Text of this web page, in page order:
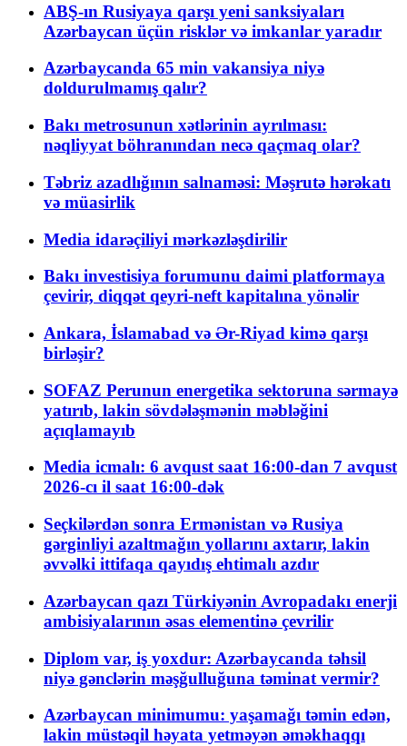
ABŞ-ın Rusiyaya qarşı yeni sanksiyaları
Azərbaycan üçün risklər və imkanlar yaradır
Azərbaycanda 65 min vakansiya niyə
doldurulmamış qalır?
Bakı metrosunun xətlərinin ayrılması:
nəqliyyat böhranından necə qaçmaq olar?
Təbriz azadlığının salnaməsi: Məşrutə hərəkatı
və müasirlik
Media idarəçiliyi mərkəzləşdirilir
Bakı investisiya forumunu daimi platformaya
çevirir, diqqət qeyri-neft kapitalına yönəlir
Ankara, İslamabad və Ər-Riyad kimə qarşı
birləşir?
SOFAZ Perunun energetika sektoruna sərmayə
yatırıb, lakin sövdələşmənin məbləğini
açıqlamayıb
Media icmalı: 6 avqust saat 16:00-dan 7 avqust
2026-cı il saat 16:00-dək
Seçkilərdən sonra Ermənistan və Rusiya
gərginliyi azaltmağın yollarını axtarır, lakin
əvvəlki ittifaqa qayıdış ehtimalı azdır
Azərbaycan qazı Türkiyənin Avropadakı enerji
ambisiyalarının əsas elementinə çevrilir
Diplom var, iş yoxdur: Azərbaycanda təhsil
niyə gənclərin məşğulluğuna təminat vermir?
Azərbaycan minimumu: yaşamağı təmin edən,
lakin müstəqil həyata yetməyən əməkhaqqı